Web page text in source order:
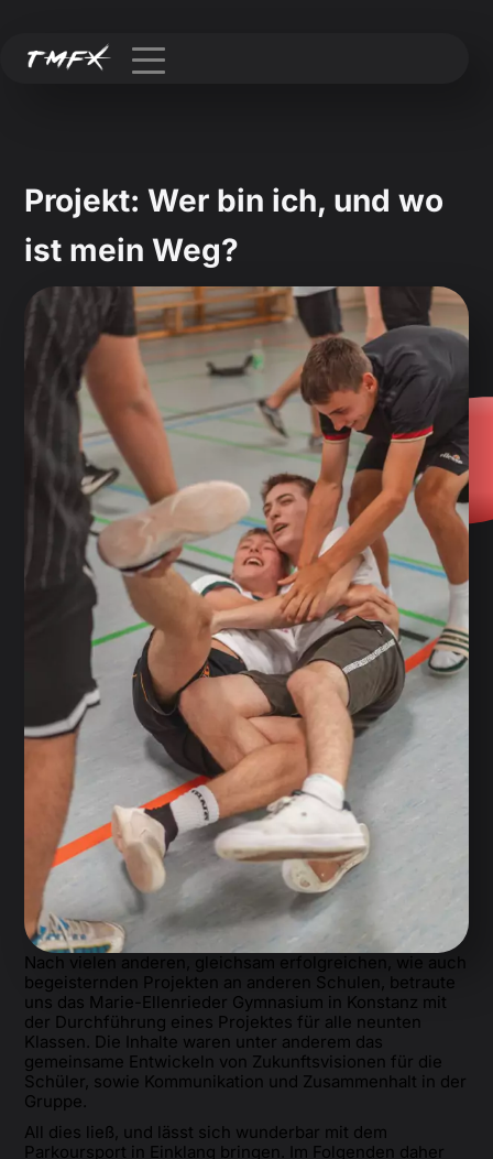
Projekt: Wer bin ich, und wo
ist mein Weg?
Nach vielen anderen, gleichsam erfolgreichen, wie auch
begeisternden Projekten an anderen Schulen, betraute
uns das Marie-Ellenrieder Gymnasium in Konstanz mit
der Durchführung eines Projektes für alle neunten
Klassen. Die Inhalte waren unter anderem das
gemeinsame Entwickeln von Zukunftsvisionen für die
Schüler, sowie Kommunikation und Zusammenhalt in der
Gruppe.
All dies ließ, und lässt sich wunderbar mit dem
Parkoursport in Einklang bringen. Im Folgenden daher